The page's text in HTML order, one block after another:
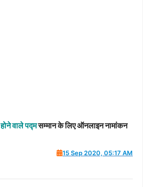
होनेवालेपद्मसम्मान के लिए ऑनलाइन नामांकन
15 Sep 2020, 05:17 AM